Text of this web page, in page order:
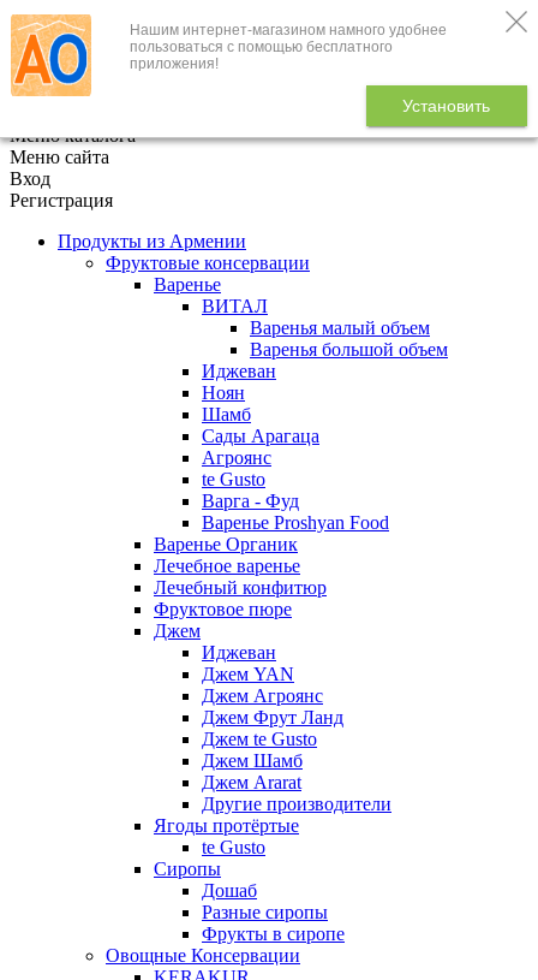
Нашим интернет-магазином намного удобнее
пользоваться с помощью бесплатного
приложения!
Установить
+7 (495) 646-888-1
В корзине
Меню каталога
Меню сайта
Вход
Регистрация
Продукты из Армении
Фруктовые консервации
Варенье
ВИТАЛ
Варенья малый объем
Варенья большой объем
Иджеван
Ноян
Шамб
Сады Арагаца
Агроянс
te Gusto
Варга - Фуд
Варенье Proshyan Food
Варенье Органик
Лечебное варенье
Лечебный конфитюр
Фруктовое пюре
Джем
Иджеван
Джем YAN
Джем Агроянс
Джем Фрут Ланд
Джем te Gusto
Джем Шамб
Джем Ararat
Другие производители
Ягоды протёртые
te Gusto
Сиропы
Дошаб
Разные сиропы
Фрукты в сиропе
Овощные Консервации